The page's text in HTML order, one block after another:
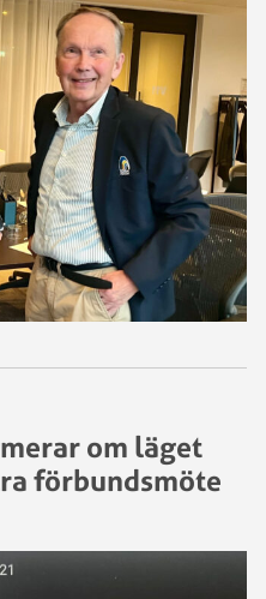
om läget
förbundsmöte